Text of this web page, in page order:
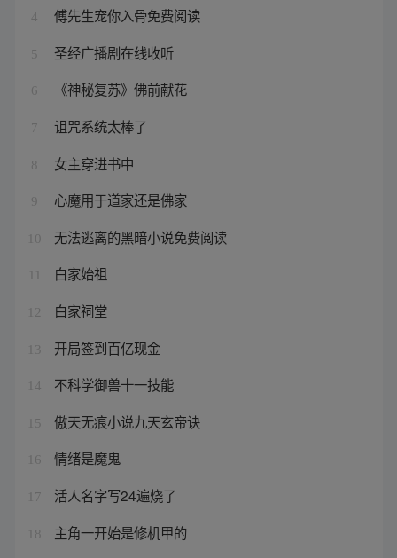
4 傅先生宠你入骨免费阅读
5 圣经广播剧在线收听
6 《神秘复苏》佛前献花
7 诅咒系统太棒了
8 女主穿进书中
9 心魔用于道家还是佛家
10 无法逃离的黑暗小说免费阅读
白家始祖
12 白家祠堂
13 开局签到百亿现金
14 不科学御兽十一技能
15 傲天无痕小说九天玄帝诀
16 情绪是魔鬼
17 活人名字写24遍烧了
18 主角一开始是修机甲的